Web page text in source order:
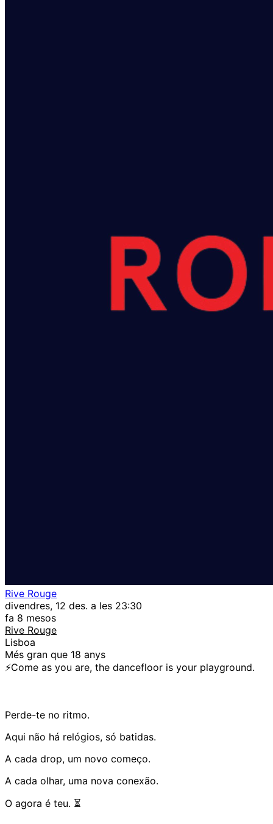
Rive Rouge
divendres, 12 des. a les 23:30
fa 8 mesos
Rive Rouge
Lisboa
Més gran que 18 anys
⚡️Come as you are, the dancefloor is your playground.
Perde-te no ritmo.
Aqui não há relógios, só batidas.
A cada drop, um novo começo.
A cada olhar, uma nova conexão.
O agora é teu. ⏳